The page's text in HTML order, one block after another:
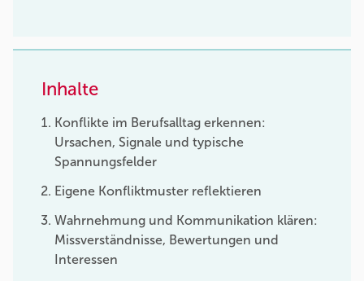
Inhalte
Konflikte im Berufsalltag erkennen:
Ursachen, Signale und typische
Spannungsfelder
Eigene Konfliktmuster reflektieren
Wahrnehmung und Kommunikation klären:
Missverständnisse, Bewertungen und
Interessen